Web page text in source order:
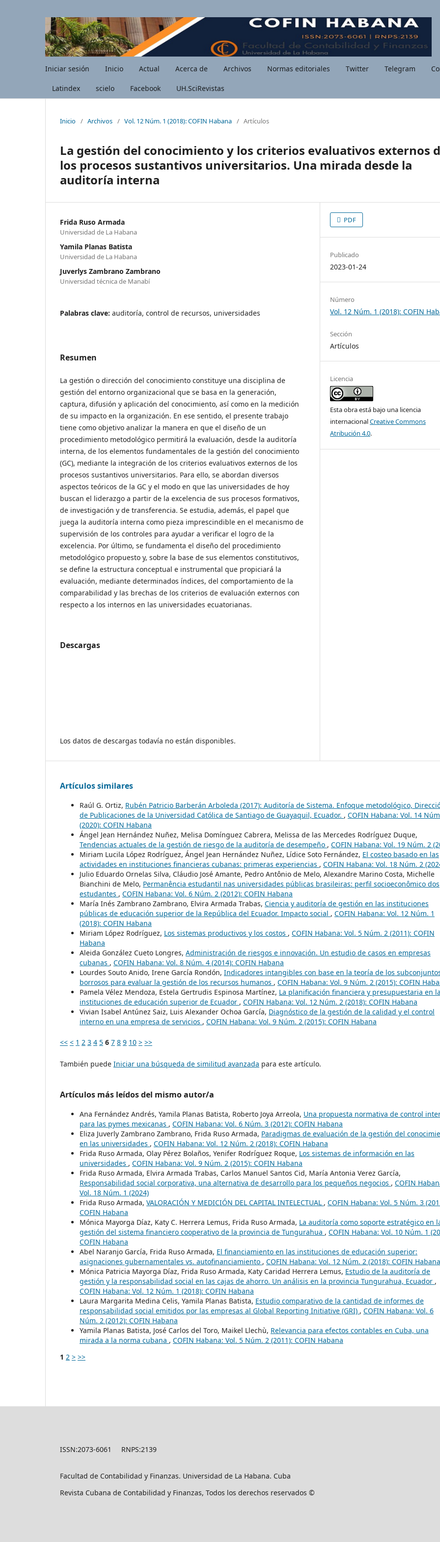
Iniciar sesión Inicio Actual Acerca de Archivos Normas editoriales Twitter Telegram
Latindex scielo Facebook UH.SciRevistas
Inicio / Archivos / Vol. 12 Núm. 1 (2018): COFIN Habana / Artículos
La gestión del conocimiento y los criterios evaluativos externos
los procesos sustantivos universitarios. Una mirada desde la
auditoría interna
Frida Ruso Armada
Universidad de La Habana
Yamila Planas Batista
Universidad de La Habana
Juverlys Zambrano Zambrano
Universidad técnica de Manabí
Palabras clave: auditoría, control de recursos, universidades
Resumen
La gestión o dirección del conocimiento constituye una disciplina de
gestión del entorno organizacional que se basa en la generación,
captura, difusión y aplicación del conocimiento, así como en la medición
de su impacto en la organización. En ese sentido, el presente trabajo
tiene como objetivo analizar la manera en que el diseño de un
procedimiento metodológico permitirá la evaluación, desde la auditoría
interna, de los elementos fundamentales de la gestión del conocimiento
(GC), mediante la integración de los criterios evaluativos externos de los
procesos sustantivos universitarios. Para ello, se abordan diversos
aspectos teóricos de la GC y el modo en que las universidades de hoy
buscan el liderazgo a partir de la excelencia de sus procesos formativos,
de investigación y de transferencia. Se estudia, además, el papel que
juega la auditoría interna como pieza imprescindible en el mecanismo de
supervisión de los controles para ayudar a verificar el logro de la
excelencia. Por último, se fundamenta el diseño del procedimiento
metodológico propuesto y, sobre la base de sus elementos constitutivos,
se define la estructura conceptual e instrumental que propiciará la
evaluación, mediante determinados índices, del comportamiento de la
comparabilidad y las brechas de los criterios de evaluación externos con
respecto a los internos en las universidades ecuatorianas.
Descargas
Los datos de descargas todavía no están disponibles.
PDF
Publicado
2023-01-24
Número
Vol. 12 Núm. 1 (2018): COFIN
Sección
Artículos
Licencia
Esta obra está bajo una licencia
internacionalCreative Commons
Atribución 4.0.
Artículos similares
Raúl G. Ortiz, Rubén Patricio Barberán Arboleda (2017): Auditoría de Sistema. Enfoque metodológico,
de Publicaciones de la Universidad Católica de Santiago de Guayaquil, Ecuador. , COFIN Habana: Vol. 14
(2020): COFIN Habana
Ángel Jean Hernández Nuñez, Melisa Domínguez Cabrera, Melissa de las Mercedes Rodríguez Duque,
Tendencias actuales de la gestión de riesgo de la auditoría de desempeño , COFIN Habana: Vol. 19 Núm. 2
Miriam Lucila López Rodríguez, Ángel Jean Hernández Nuñez, Lídice Soto Fernández, El costeo basado en las
actividades en instituciones financieras cubanas: primeras experiencias , COFIN Habana: Vol. 18 Núm. 2
Julio Eduardo Ornelas Silva, Cláudio José Amante, Pedro Antônio de Melo, Alexandre Marino Costa, Michelle
Bianchini de Melo, Permanência estudantil nas universidades públicas brasileiras: perfil socioeconômico dos
estudantes , COFIN Habana: Vol. 6 Núm. 2 (2012): COFIN Habana
María Inés Zambrano Zambrano, Elvira Armada Trabas, Ciencia y auditoría de gestión en las instituciones
públicas de educación superior de la República del Ecuador. Impacto social , COFIN Habana: Vol. 12 Núm. 1
(2018): COFIN Habana
Miriam López Rodríguez, Los sistemas productivos y los costos , COFIN Habana: Vol. 5 Núm. 2 (2011): COFIN
Habana
Aleida González Cueto Longres, Administración de riesgos e innovación. Un estudio de casos en empresas
cubanas , COFIN Habana: Vol. 8 Núm. 4 (2014): COFIN Habana
Lourdes Souto Anido, Irene García Rondón, Indicadores intangibles con base en la teoría de los
borrosos para evaluar la gestión de los recursos humanos , COFIN Habana: Vol. 9 Núm. 2 (2015): COFIN
Pamela Vélez Mendoza, Estela Gertrudis Espinosa Martínez, La planificación financiera y presupuestaria en
instituciones de educación superior de Ecuador , COFIN Habana: Vol. 12 Núm. 2 (2018): COFIN Habana
Vivian Isabel Antúnez Saiz, Luis Alexander Ochoa García, Diagnóstico de la gestión de la calidad y el control
interno en una empresa de servicios , COFIN Habana: Vol. 9 Núm. 2 (2015): COFIN Habana
<< < 1 2 3 4 5 6 7 8 9 10 > >>
También puede Iniciar una búsqueda de similitud avanzada para este artículo.
Artículos más leídos del mismo autor/a
Ana Fernández Andrés, Yamila Planas Batista, Roberto Joya Arreola, Una propuesta normativa de control
para las pymes mexicanas , COFIN Habana: Vol. 6 Núm. 3 (2012): COFIN Habana
Eliza Juverly Zambrano Zambrano, Frida Ruso Armada, Paradigmas de evaluación de la gestión del
en las universidades , COFIN Habana: Vol. 12 Núm. 2 (2018): COFIN Habana
Frida Ruso Armada, Olay Pérez Bolaños, Yenifer Rodríguez Roque, Los sistemas de información en las
universidades , COFIN Habana: Vol. 9 Núm. 2 (2015): COFIN Habana
Frida Ruso Armada, Elvira Armada Trabas, Carlos Manuel Santos Cid, María Antonia Verez García,
Responsabilidad social corporativa, una alternativa de desarrollo para los pequeños negocios , COFIN
Vol. 18 Núm. 1 (2024)
Frida Ruso Armada, VALORACIÓN Y MEDICIÓN DEL CAPITAL INTELECTUAL , COFIN Habana: Vol. 5 Núm. 3
COFIN Habana
Mónica Mayorga Díaz, Katy C. Herrera Lemus, Frida Ruso Armada, La auditoría como soporte estratégico en
gestión del sistema financiero cooperativo de la provincia de Tungurahua , COFIN Habana: Vol. 10 Núm. 1
COFIN Habana
Abel Naranjo García, Frida Ruso Armada, El financiamiento en las instituciones de educación superior:
asignaciones gubernamentales vs. autofinanciamiento , COFIN Habana: Vol. 12 Núm. 2 (2018): COFIN Habana
Mónica Patricia Mayorga Díaz, Frida Ruso Armada, Katy Caridad Herrera Lemus, Estudio de la auditoría de
gestión y la responsabilidad social en las cajas de ahorro. Un análisis en la provincia Tungurahua, Ecuador ,
COFIN Habana: Vol. 12 Núm. 1 (2018): COFIN Habana
Laura Margarita Medina Celis, Yamila Planas Batista, Estudio comparativo de la cantidad de informes de
responsabilidad social emitidos por las empresas al Global Reporting Initiative (GRI) , COFIN Habana: Vol. 6
Núm. 2 (2012): COFIN Habana
Yamila Planas Batista, José Carlos del Toro, Maikel Llechù, Relevancia para efectos contables en Cuba, una
mirada a la norma cubana , COFIN Habana: Vol. 5 Núm. 2 (2011): COFIN Habana
1 2 > >>
ISSN:2073-6061 RNPS:2139
Facultad de Contabilidad y Finanzas. Universidad de La Habana. Cuba
Revista Cubana de Contabilidad y Finanzas, Todos los derechos reservados ©